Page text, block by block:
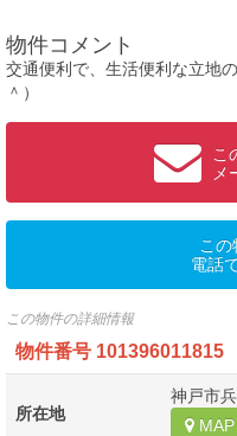
物件コメント
交通便利で、生活便利な立地
＾）
こ
メ
こ
電話
この物件の詳細情報
物件番号 101396011815
所在地
神戸市